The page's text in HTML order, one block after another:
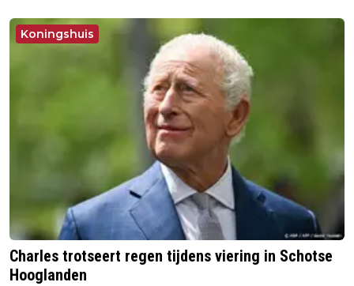
Koningshuis
Charles trotseert regen tijdens viering in Schotse
Hooglanden